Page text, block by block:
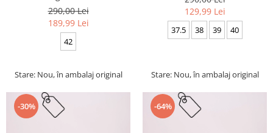
290,00 Lei
189,99 Lei
42
Stare: Nou, în ambalaj original
129,99 Lei
37.5 38 39 40
Stare: Nou, în ambalaj original
-30% -64%